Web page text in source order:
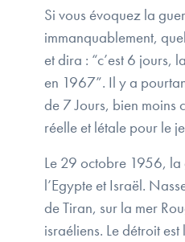
Si vous évoquez la
immanquablement,
et dira : “c’est 6 jours,
en 1967”. Il y a
de 7 Jours, bien moins
réelle et létale pour le
Le 29 octobre 1956, la
l’Egypte et Israël.
de Tiran, sur la mer
israéliens. Le détroit est